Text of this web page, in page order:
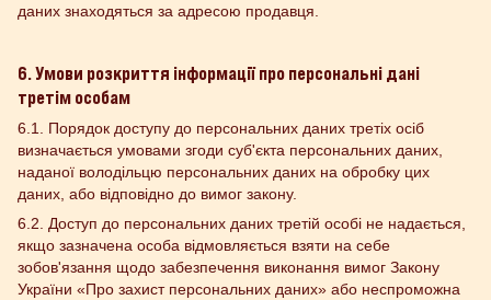
даних знаходяться за адресою продавця.
6. Умови розкриття інформації про персональні дані
третім особам
6.1. Порядок доступу до персональних даних третіх осіб
визначається умовами згоди суб'єкта персональних даних,
наданої володільцю персональних даних на обробку цих
даних, або відповідно до вимог закону.
6.2. Доступ до персональних даних третій особі не надається,
якщо зазначена особа відмовляється взяти на себе
зобов'язання щодо забезпечення виконання вимог Закону
України «Про захист персональних даних» або неспроможна